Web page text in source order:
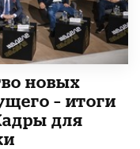
новых
– итоги
для